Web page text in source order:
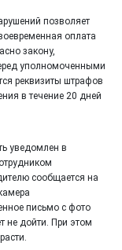
позволяет
оплата
закону,
уполномоченными
реквизиты штрафов
в течение 20 дней
уведомлен в
сообщается на
письмо с фото
не дойти. При этом